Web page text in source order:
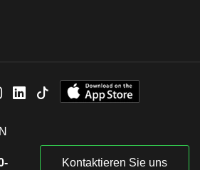
Kontaktieren Sie uns